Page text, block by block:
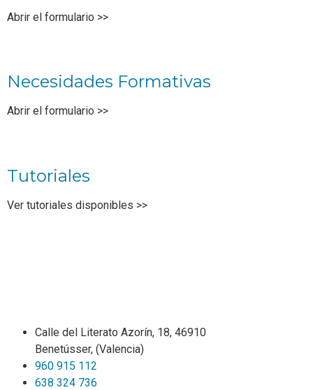
Abrir el formulario >>
Necesidades Formativas
Abrir el formulario >>
Tutoriales
Ver tutoriales disponibles >>
Calle del Literato Azorín, 18, 46910
Benetússer, (Valencia)
960 915 112
638 324 736